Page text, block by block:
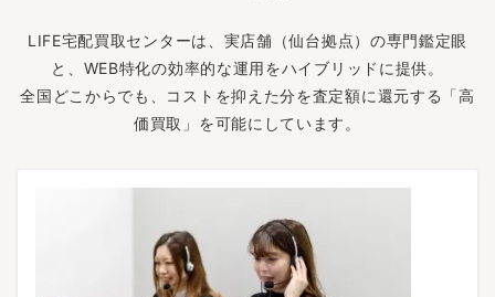
LIFE宅配買取センターは、実店舗（仙台拠点）の専門鑑定眼
と、WEB特化の効率的な運用をハイブリッドに提供。
全国どこからでも、コストを抑えた分を査定額に還元する「高
価買取」を可能にしています。